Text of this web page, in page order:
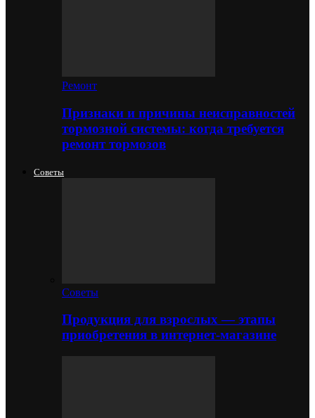
Ремонт
Признаки и причины неисправностей
тормозной системы: когда требуется
ремонт тормозов
Советы
Советы
Продукция для взрослых — этапы
приобретения в интернет-магазине